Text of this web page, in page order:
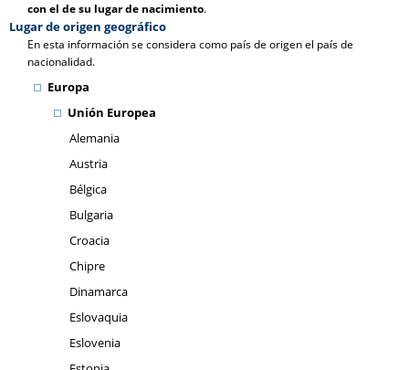
con el de su lugar de nacimiento.
Lugar de origen geográfico
En esta información se considera como país de origen el país de
nacionalidad.
Europa
Unión Europea
Alemania
Austria
Bélgica
Bulgaria
Croacia
Chipre
Dinamarca
Eslovaquia
Eslovenia